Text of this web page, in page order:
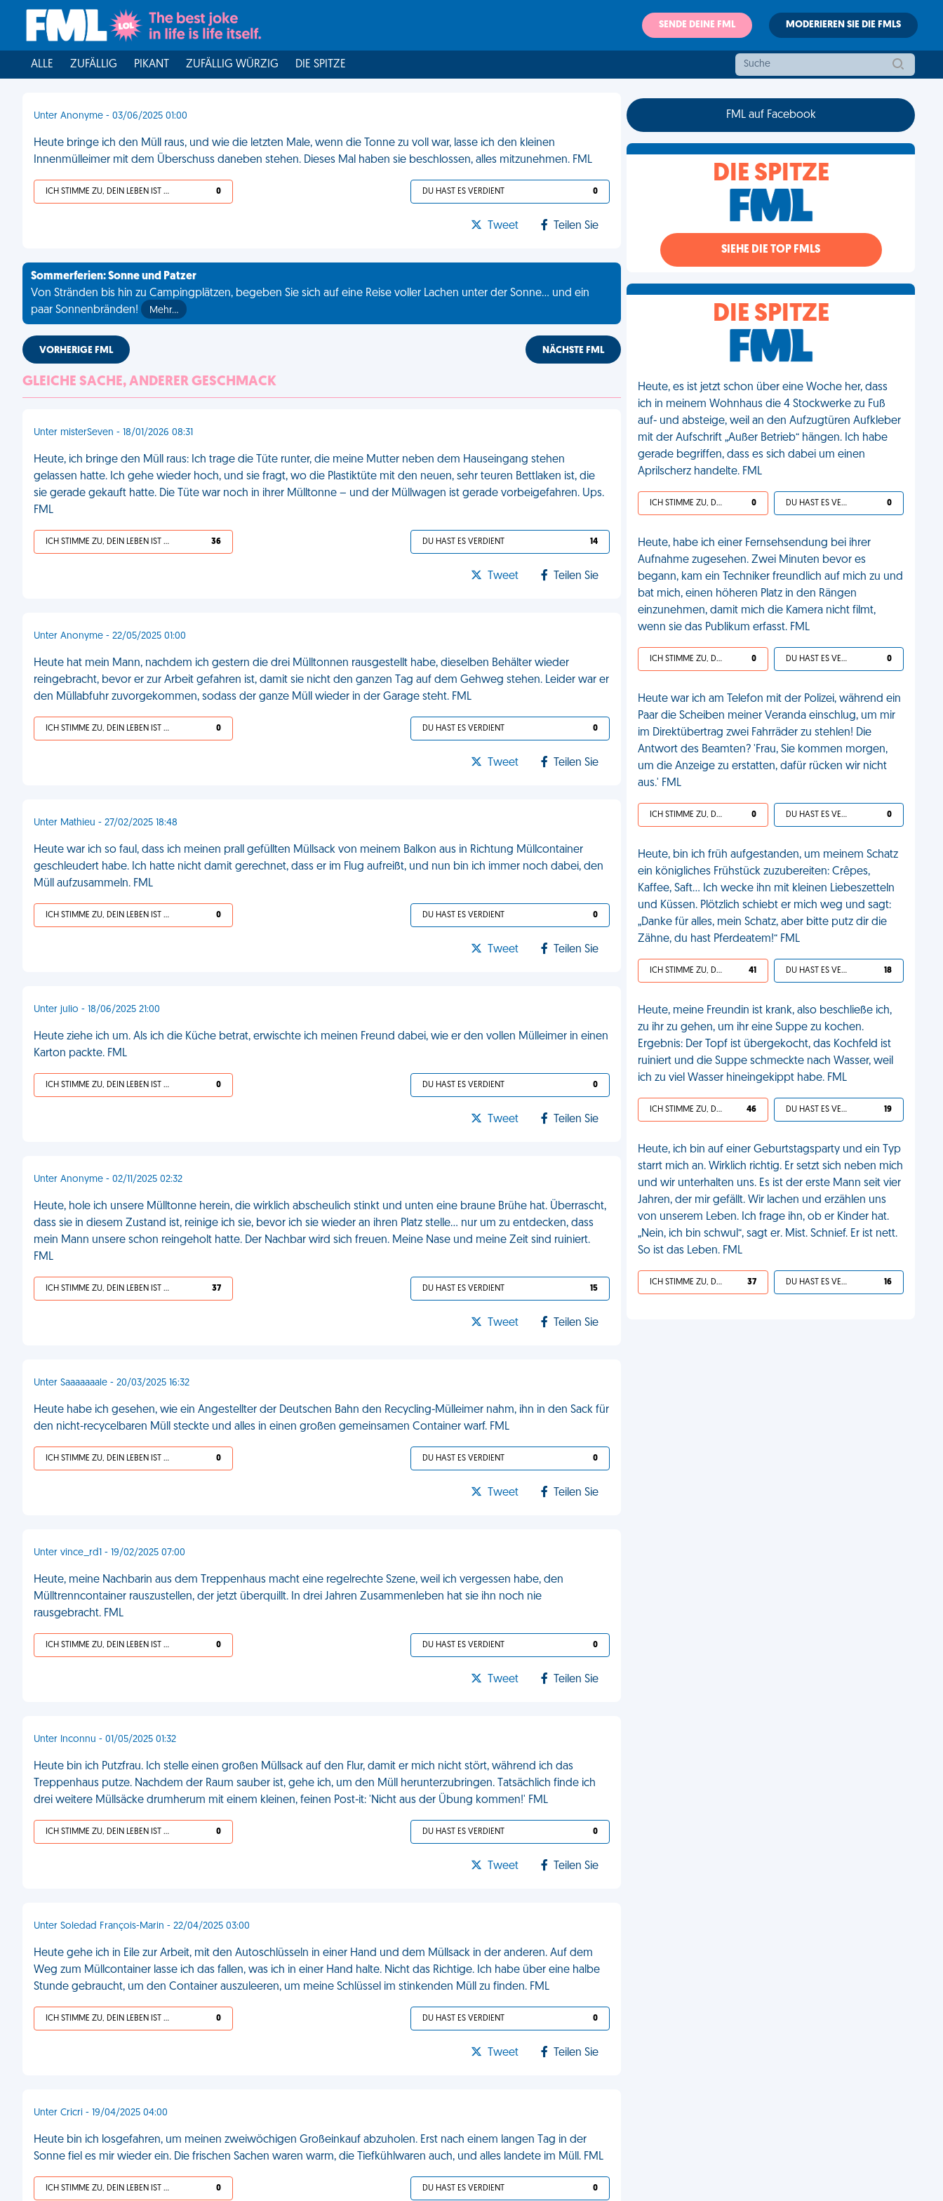
SENDE DEINE FML MODERIEREN SIE DIE FMLS
ALLE ZUFÄLLIG PIKANT ZUFÄLLIG WÜRZIG DIE SPITZE
Unter Anonyme - 03/06/2025 01:00
Heute bringe ich den Müll raus, und wie die letzten Male, wenn die Tonne zu voll war, lasse ich den kleinen
Innenmülleimer mit dem Überschuss daneben stehen. Dieses Mal haben sie beschlossen, alles mitzunehmen. FML
ICH STIMME ZU, DEIN LEBEN IST SCHEISSE 0 DU HAST ES VERDIENT 0
Tweet Teilen Sie
Sommerferien: Sonne und Patzer
Von Stränden bis hin zu Campingplätzen, begeben Sie sich auf eine Reise voller Lachen unter der Sonne... und ein
paar Sonnenbränden!
Mehr…
VORHERIGE FML NÄCHSTE FML
GLEICHE SACHE, ANDERER GESCHMACK
Unter misterSeven - 18/01/2026 08:31
Heute, ich bringe den Müll raus: Ich trage die Tüte runter, die meine Mutter neben dem Hauseingang stehen
gelassen hatte. Ich gehe wieder hoch, und sie fragt, wo die Plastiktüte mit den neuen, sehr teuren Bettlaken ist, die
sie gerade gekauft hatte. Die Tüte war noch in ihrer Mülltonne – und der Müllwagen ist gerade vorbeigefahren. Ups.
FML
ICH STIMME ZU, DEIN LEBEN IST SCHEISSE 36 DU HAST ES VERDIENT 14
Tweet Teilen Sie
Unter Anonyme - 22/05/2025 01:00
Heute hat mein Mann, nachdem ich gestern die drei Mülltonnen rausgestellt habe, dieselben Behälter wieder
reingebracht, bevor er zur Arbeit gefahren ist, damit sie nicht den ganzen Tag auf dem Gehweg stehen. Leider war er
den Müllabfuhr zuvorgekommen, sodass der ganze Müll wieder in der Garage steht. FML
ICH STIMME ZU, DEIN LEBEN IST SCHEISSE 0 DU HAST ES VERDIENT 0
Tweet Teilen Sie
Unter Mathieu - 27/02/2025 18:48
Heute war ich so faul, dass ich meinen prall gefüllten Müllsack von meinem Balkon aus in Richtung Müllcontainer
geschleudert habe. Ich hatte nicht damit gerechnet, dass er im Flug aufreißt, und nun bin ich immer noch dabei, den
Müll aufzusammeln. FML
ICH STIMME ZU, DEIN LEBEN IST SCHEISSE 0 DU HAST ES VERDIENT 0
Tweet Teilen Sie
Unter julio - 18/06/2025 21:00
Heute ziehe ich um. Als ich die Küche betrat, erwischte ich meinen Freund dabei, wie er den vollen Mülleimer in einen
Karton packte. FML
ICH STIMME ZU, DEIN LEBEN IST SCHEISSE 0 DU HAST ES VERDIENT 0
Tweet Teilen Sie
Unter Anonyme - 02/11/2025 02:32
Heute, hole ich unsere Mülltonne herein, die wirklich abscheulich stinkt und unten eine braune Brühe hat. Überrascht,
dass sie in diesem Zustand ist, reinige ich sie, bevor ich sie wieder an ihren Platz stelle... nur um zu entdecken, dass
mein Mann unsere schon reingeholt hatte. Der Nachbar wird sich freuen. Meine Nase und meine Zeit sind ruiniert.
FML
ICH STIMME ZU, DEIN LEBEN IST SCHEISSE 37 DU HAST ES VERDIENT 15
Tweet Teilen Sie
Unter Saaaaaaale - 20/03/2025 16:32
Heute habe ich gesehen, wie ein Angestellter der Deutschen Bahn den Recycling-Mülleimer nahm, ihn in den Sack für
den nicht-recycelbaren Müll steckte und alles in einen großen gemeinsamen Container warf. FML
ICH STIMME ZU, DEIN LEBEN IST SCHEISSE 0 DU HAST ES VERDIENT 0
Tweet Teilen Sie
Unter vince_rd1 - 19/02/2025 07:00
Heute, meine Nachbarin aus dem Treppenhaus macht eine regelrechte Szene, weil ich vergessen habe, den
Mülltrenncontainer rauszustellen, der jetzt überquillt. In drei Jahren Zusammenleben hat sie ihn noch nie
rausgebracht. FML
ICH STIMME ZU, DEIN LEBEN IST SCHEISSE 0 DU HAST ES VERDIENT 0
Tweet Teilen Sie
Unter Inconnu - 01/05/2025 01:32
Heute bin ich Putzfrau. Ich stelle einen großen Müllsack auf den Flur, damit er mich nicht stört, während ich das
Treppenhaus putze. Nachdem der Raum sauber ist, gehe ich, um den Müll herunterzubringen. Tatsächlich finde ich
drei weitere Müllsäcke drumherum mit einem kleinen, feinen Post-it: 'Nicht aus der Übung kommen!' FML
ICH STIMME ZU, DEIN LEBEN IST SCHEISSE 0 DU HAST ES VERDIENT 0
Tweet Teilen Sie
Unter Soledad François-Marin - 22/04/2025 03:00
Heute gehe ich in Eile zur Arbeit, mit den Autoschlüsseln in einer Hand und dem Müllsack in der anderen. Auf dem
Weg zum Müllcontainer lasse ich das fallen, was ich in einer Hand halte. Nicht das Richtige. Ich habe über eine halbe
Stunde gebraucht, um den Container auszuleeren, um meine Schlüssel im stinkenden Müll zu finden. FML
ICH STIMME ZU, DEIN LEBEN IST SCHEISSE 0 DU HAST ES VERDIENT 0
Tweet Teilen Sie
Unter Cricri - 19/04/2025 04:00
Heute bin ich losgefahren, um meinen zweiwöchigen Großeinkauf abzuholen. Erst nach einem langen Tag in der
Sonne fiel es mir wieder ein. Die frischen Sachen waren warm, die Tiefkühlwaren auch, und alles landete im Müll. FML
ICH STIMME ZU, DEIN LEBEN IST SCHEISSE 0 DU HAST ES VERDIENT 0
FML auf Facebook
DIE SPITZE
SIEHE DIE TOP FMLS
DIE SPITZE
Heute, es ist jetzt schon über eine Woche her, dass
ich in meinem Wohnhaus die 4 Stockwerke zu Fuß
auf- und absteige, weil an den Aufzugtüren Aufkleber
mit der Aufschrift „Außer Betrieb“ hängen. Ich habe
gerade begriffen, dass es sich dabei um einen
Aprilscherz handelte. FML
ICH STIMME ZU, DEIN LEBEN IST SCHEISSE 0 DU HAST ES VERDIENT 0
Heute, habe ich einer Fernsehsendung bei ihrer
Aufnahme zugesehen. Zwei Minuten bevor es
begann, kam ein Techniker freundlich auf mich zu und
bat mich, einen höheren Platz in den Rängen
einzunehmen, damit mich die Kamera nicht filmt,
wenn sie das Publikum erfasst. FML
ICH STIMME ZU, DEIN LEBEN IST SCHEISSE 0 DU HAST ES VERDIENT 0
Heute war ich am Telefon mit der Polizei, während ein
Paar die Scheiben meiner Veranda einschlug, um mir
im Direktübertrag zwei Fahrräder zu stehlen! Die
Antwort des Beamten? 'Frau, Sie kommen morgen,
um die Anzeige zu erstatten, dafür rücken wir nicht
aus.' FML
ICH STIMME ZU, DEIN LEBEN IST SCHEISSE 0 DU HAST ES VERDIENT 0
Heute, bin ich früh aufgestanden, um meinem Schatz
ein königliches Frühstück zuzubereiten: Crêpes,
Kaffee, Saft... Ich wecke ihn mit kleinen Liebeszetteln
und Küssen. Plötzlich schiebt er mich weg und sagt:
„Danke für alles, mein Schatz, aber bitte putz dir die
Zähne, du hast Pferdeatem!“ FML
ICH STIMME ZU, DEIN LEBEN IST SCHEISSE 41 DU HAST ES VERDIENT 18
Heute, meine Freundin ist krank, also beschließe ich,
zu ihr zu gehen, um ihr eine Suppe zu kochen.
Ergebnis: Der Topf ist übergekocht, das Kochfeld ist
ruiniert und die Suppe schmeckte nach Wasser, weil
ich zu viel Wasser hineingekippt habe. FML
ICH STIMME ZU, DEIN LEBEN IST SCHEISSE 46 DU HAST ES VERDIENT 19
Heute, ich bin auf einer Geburtstagsparty und ein Typ
starrt mich an. Wirklich richtig. Er setzt sich neben mich
und wir unterhalten uns. Es ist der erste Mann seit vier
Jahren, der mir gefällt. Wir lachen und erzählen uns
von unserem Leben. Ich frage ihn, ob er Kinder hat.
„Nein, ich bin schwul“, sagt er. Mist. Schnief. Er ist nett.
So ist das Leben. FML
ICH STIMME ZU, DEIN LEBEN IST SCHEISSE 37 DU HAST ES VERDIENT 16